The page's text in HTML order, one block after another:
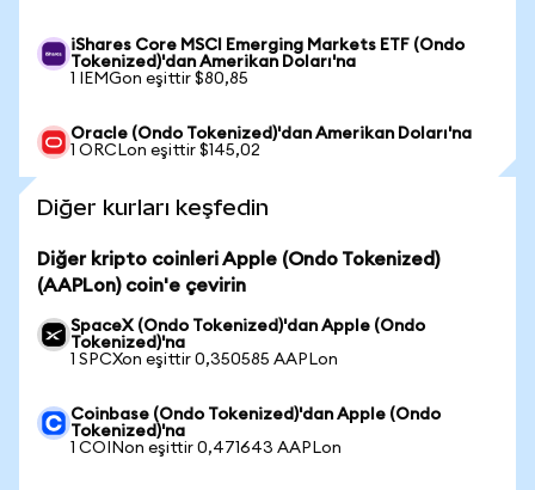
iShares Core MSCI Emerging Markets ETF (Ondo
Tokenized)'dan Amerikan Doları'na
1 IEMGon eşittir $80,85
Oracle (Ondo Tokenized)'dan Amerikan Doları'na
1 ORCLon eşittir $145,02
Diğer kurları keşfedin
Diğer kripto coinleri Apple (Ondo Tokenized)
(AAPLon) coin'e çevirin
SpaceX (Ondo Tokenized)'dan Apple (Ondo
Tokenized)'na
1 SPCXon eşittir 0,350585 AAPLon
Coinbase (Ondo Tokenized)'dan Apple (Ondo
Tokenized)'na
1 COINon eşittir 0,471643 AAPLon